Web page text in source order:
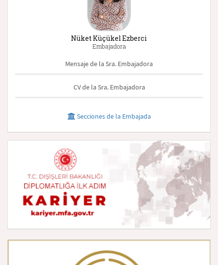
Nüket Küçükel Ezberci
Embajadora
Mensaje de la Sra. Embajadora
CV de la Sra. Embajadora
Secciones de la Embajada